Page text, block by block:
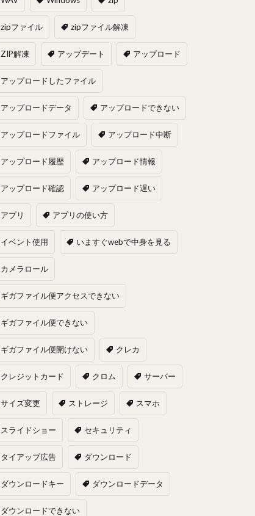
zipファイル zipファイル解凍
ZIP解凍 アップデート アップロード
アップロードしたファイル
アップロードデータ アップロードできない
アップロードファイル アップロード中断
アップロード履歴 アップロード情報
アップロード確認 アップロード遅い
アプリ アプリの使い方
イベント使用 いますぐwebで中身を見る
カメラロール
ギガファイル便アクセスできない
ギガファイル便できない
ギガファイル便開けない クレカ
クレジットカード クロム サーバー
サイズ変更 ストレージ スマホ
スライドショー セキュリティ
タイアップ広告 ダウンロード
ダウンロードキー ダウンロードデータ
ダウンロードできない